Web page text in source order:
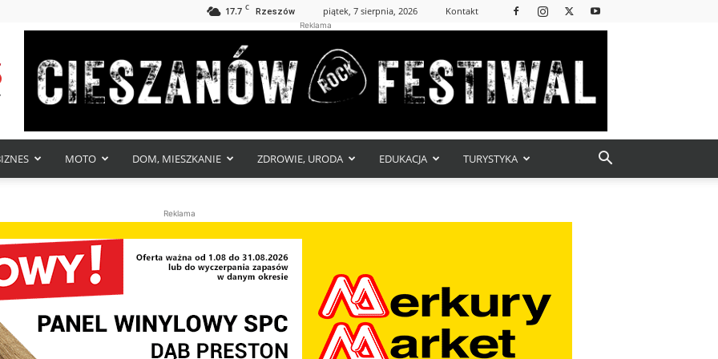
17.7 C Rzeszów piątek, 7 sierpnia, 2026 Kontakt
Reklama
MOTO DOM, MIESZKANIE ZDROWIE, URODA EDUKACJA TURYSTYKA
Reklama